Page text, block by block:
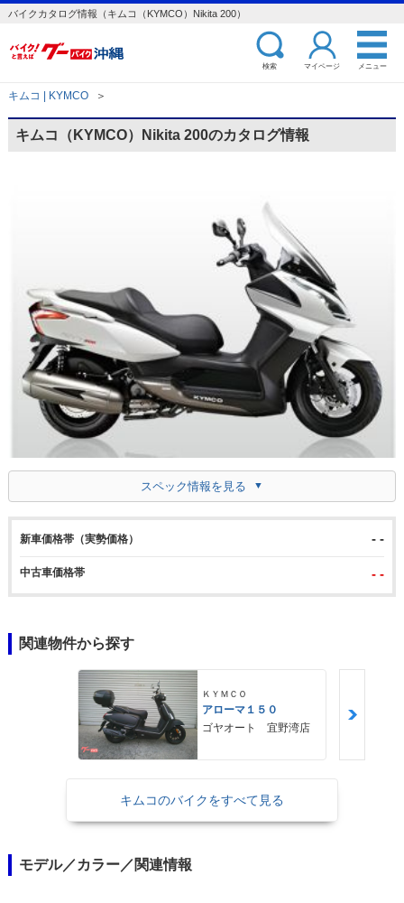
バイクカタログ情報（キムコ（KYMCO）Nikita 200）
検索 マイページ メニュー
キムコ | KYMCO ＞
キムコ（KYMCO）Nikita 200のカタログ情報
スペック情報を見る
新車価格帯（実勢価格） - -
中古車価格帯 - -
関連物件から探す
ＫＹＭＣＯ
アローマ１５０
ゴヤオート 宜野湾店
キムコのバイクをすべて見る
モデル／カラー／関連情報